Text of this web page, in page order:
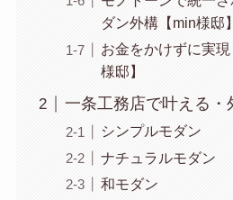
ダン外構【min様邸】
お金をかけずに実
様邸】
一条工務店で叶える・
シンプルモダン
ナチュラルモダン
和モダン